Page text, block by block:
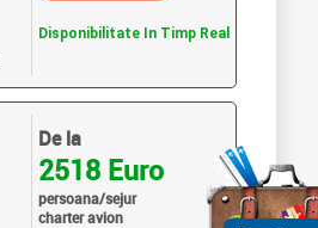
Disponibilitate In Timp Real
De la
2518 Euro
persoana/sejur
charter avion